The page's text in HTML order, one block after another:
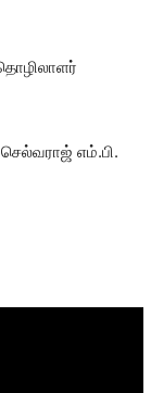
எம்.பி.